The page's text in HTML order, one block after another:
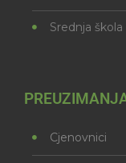
Srednja
Cjenovnici